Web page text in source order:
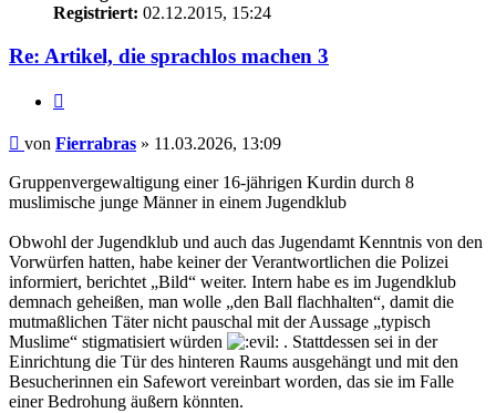
Registriert: 02.12.2015, 15:24
Re: Artikel, die sprachlos machen 3
Beitrag
von Fierrabras » 11.03.2026, 13:09
Gruppenvergewaltigung einer 16-jährigen Kurdin durch 8
muslimische junge Männer in einem Jugendklub
Obwohl der Jugendklub und auch das Jugendamt Kenntnis von den
Vorwürfen hatten, habe keiner der Verantwortlichen die Polizei
informiert, berichtet „Bild“ weiter. Intern habe es im Jugendklub
demnach geheißen, man wolle „den Ball flachhalten“, damit die
mutmaßlichen Täter nicht pauschal mit der Aussage „typisch
Muslime“ stigmatisiert würden
. Stattdessen sei in der
Einrichtung die Tür des hinteren Raums ausgehängt und mit den
Besucherinnen ein Safewort vereinbart worden, das sie im Falle
einer Bedrohung äußern könnten.